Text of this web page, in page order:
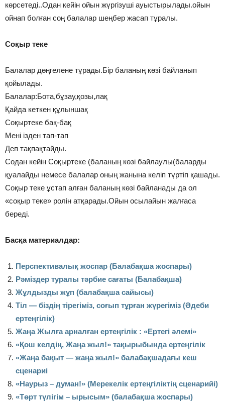
көрсетеді..Одан кейін ойын жүргізуші ауыстырылады.ойын
ойнап болған соң балалар шеңбер жасап тұралы.
Соқыр теке
Балалар дөңгелене тұрады.Бір баланың көзі байланып
қойылады.
Балалар:Бота,бұзау,қозы,лақ
Қайда кеткен құлыншақ
Соқыртеке бақ-бақ
Мені ізден тап-тап
Деп тақпақтайды.
Содан кейін Соқыртеке (баланың көзі байлаулы(баларды
қуалайды немесе балалар оның жанына келіп түртіп қашады.
Соқыр теке ұстап алған баланың көзі байланады да ол
«соқыр теке» ролін атқарады.Ойын осылайын жалғаса
береді.
Басқа материалдар:
Перспективалық жоспар (Балабақша жоспары)
Рәміздер туралы тәрбие сағаты (Балабақша)
Жұлдызды жұп (балабақша сайысы)
Тіл — біздің тірегіміз, соғып тұрған жүрегіміз (Әдеби
ертеңгілік)
Жаңа Жылға арналған ертеңгілік : «Ертегі әлемі»
«Қош келдің, Жаңа жыл!» тақырыбында ертеңгілік
«Жаңа бақыт — жаңа жыл!» балабақшадағы кеш
сценариі
«Наурыз – думан!» (Мерекелік ертеңгіліктің сценарийі)
«Төрт түлігім – ырысым» (балабақша жоспары)